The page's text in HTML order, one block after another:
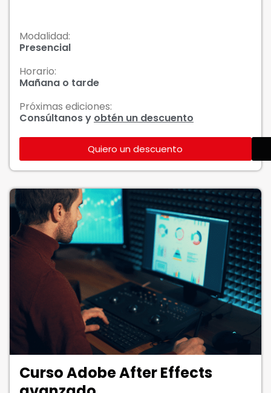
Modalidad:
Presencial
Horario:
Mañana o tarde
Próximas ediciones:
Consúltanos y obtén un descuento
Quiero un descuento
Curso Adobe After Effects